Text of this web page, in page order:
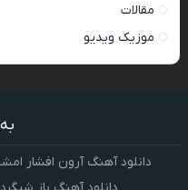
مقالات
موزیک ویدیو
دانلود آهنگ آرون افشار